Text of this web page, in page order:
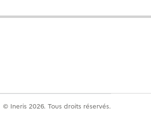
© Ineris 2026. Tous droits réservés.